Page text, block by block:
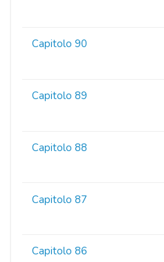
Capitolo 90
Capitolo 89
Capitolo 88
Capitolo 87
Capitolo 86